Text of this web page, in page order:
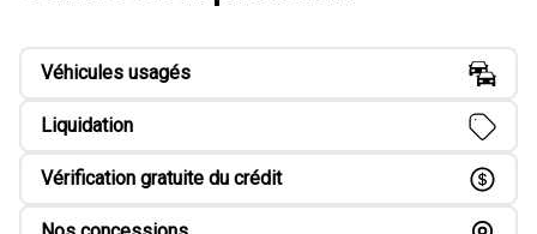
Véhicules usagés
Liquidation
Vérification gratuite du crédit